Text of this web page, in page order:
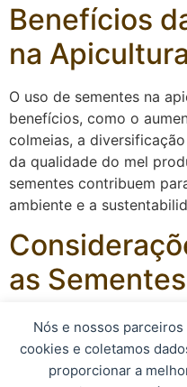
Nós e nossos
cookies e coletamos
proporcionar a
Benefícios
na Apicultura
O uso de sementes na
benefícios, como o
colmeias, a
da qualidade do mel
sementes contribuem
ambiente e a
as
Em resumo, as
fundamental na
necessários para as